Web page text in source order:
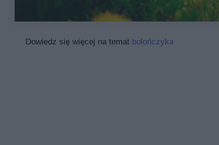
Dowiedz się więcej na temat bolończyka